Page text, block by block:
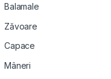
Balamale
Zăvoare
Capace
Mâneri